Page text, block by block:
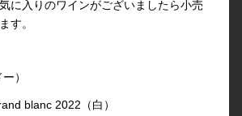
に入りのワインがございましたら小売
す。
）
blanc 2022（白）